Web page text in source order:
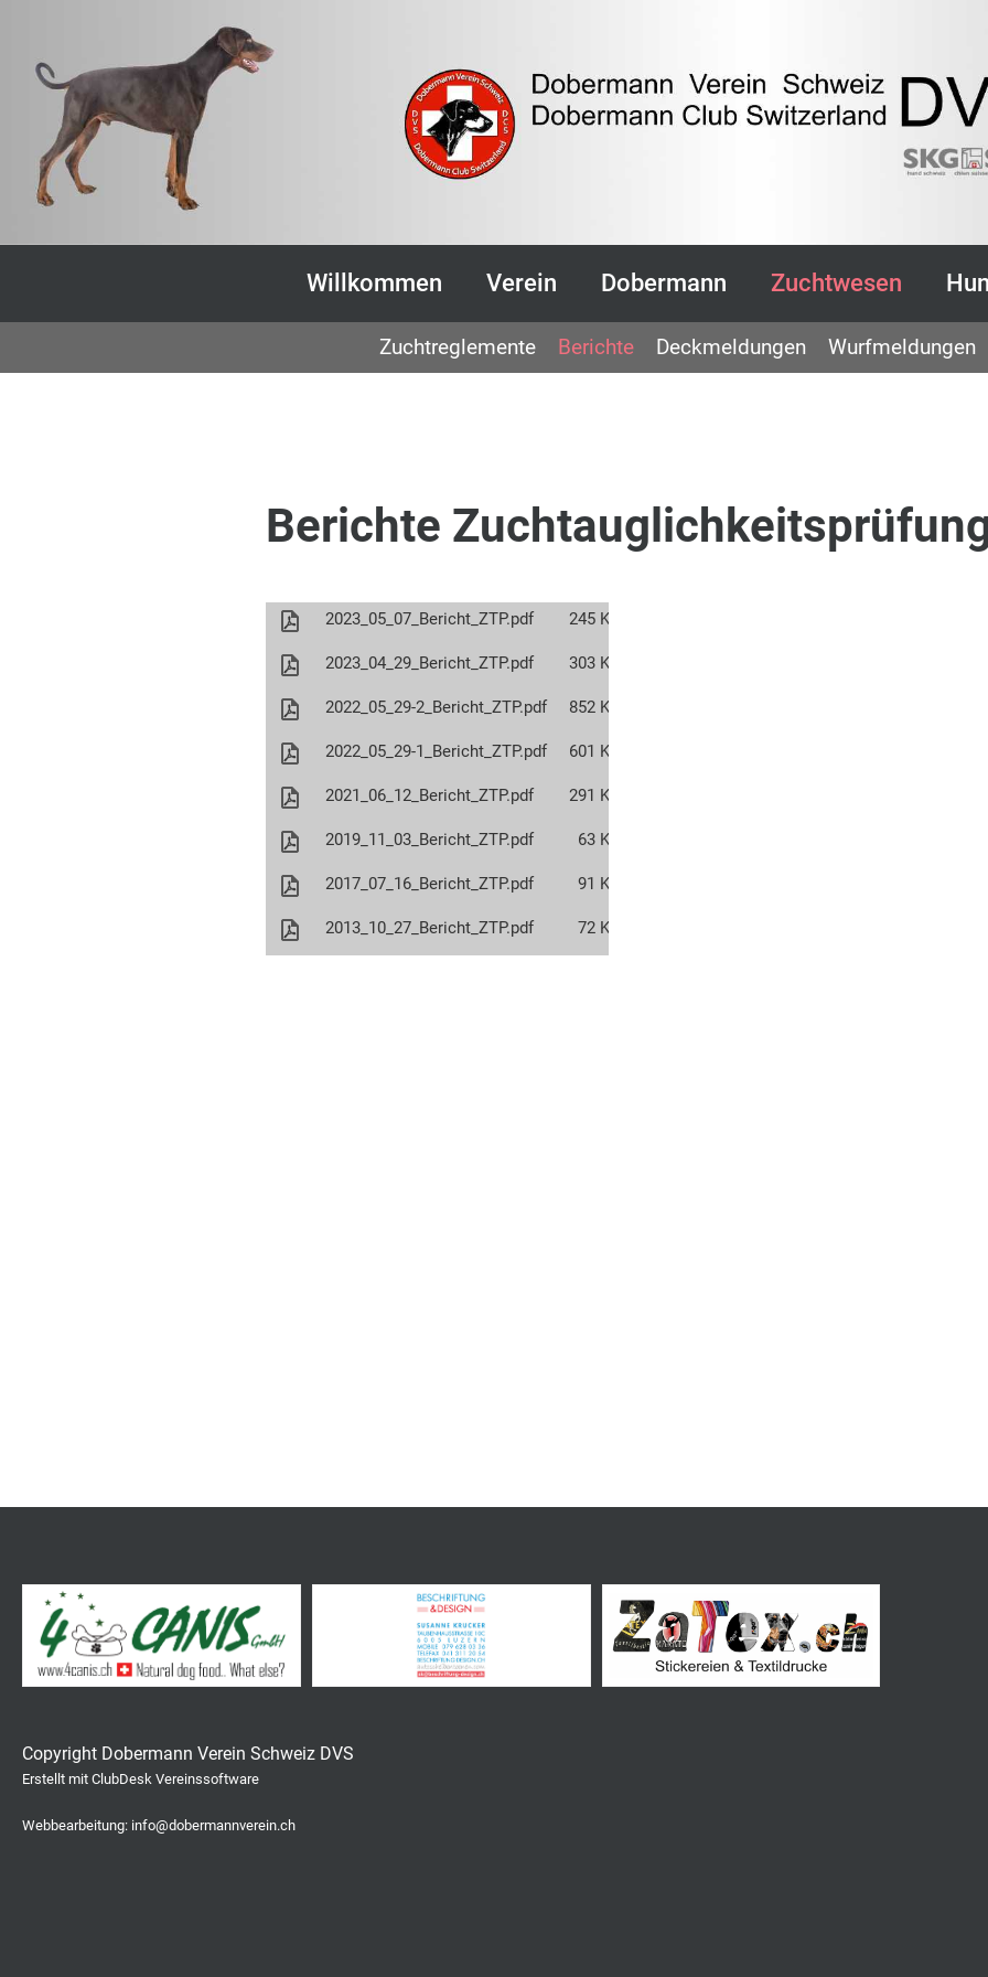
Willkommen Verein Dobermann Zuchtwesen
Zuchtreglemente Berichte Deckmeldungen Wurfmeldungen
Berichte
2023_05_07_Bericht_ZTP.pdf 245 KB
2023_04_29_Bericht_ZTP.pdf 303 KB
2022_05_29-2_Bericht_ZTP.pdf 852 KB
2022_05_29-1_Bericht_ZTP.pdf 601 KB
2021_06_12_Bericht_ZTP.pdf 291 KB
2019_11_03_Bericht_ZTP.pdf 63 KB
2017_07_16_Bericht_ZTP.pdf 91 KB
2013_10_27_Bericht_ZTP.pdf 72 KB
Copyright Dobermann Verein Schweiz DVS
Erstellt mit ClubDesk Vereinssoftware
Webbearbeitung: info@dobermannverein.ch